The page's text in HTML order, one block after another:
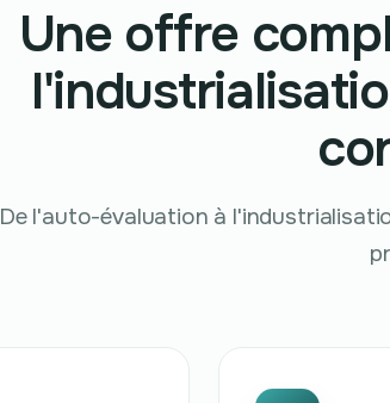
Une offre
De l'auto-évaluation à